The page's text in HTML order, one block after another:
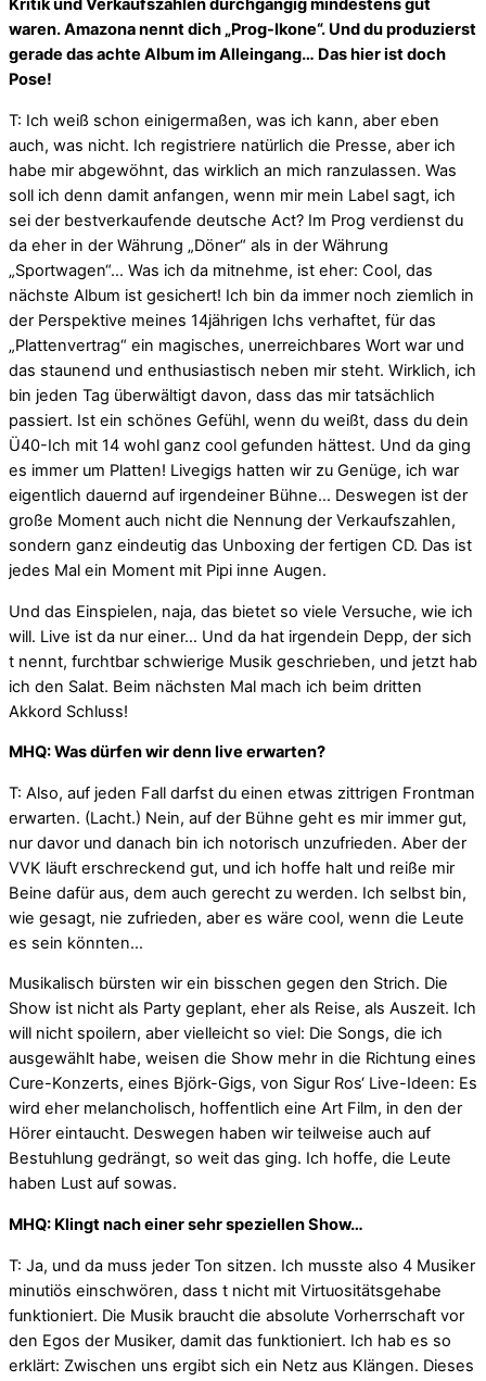
Kritik und Verkaufszahlen durchgängig mindestens gut
waren. Amazona nennt dich „Prog-Ikone“. Und du produzierst
gerade das achte Album im Alleingang… Das hier ist doch
Pose!
T: Ich weiß schon einigermaßen, was ich kann, aber eben
auch, was nicht. Ich registriere natürlich die Presse, aber ich
habe mir abgewöhnt, das wirklich an mich ranzulassen. Was
soll ich denn damit anfangen, wenn mir mein Label sagt, ich
sei der bestverkaufende deutsche Act? Im Prog verdienst du
da eher in der Währung „Döner“ als in der Währung
„Sportwagen“… Was ich da mitnehme, ist eher: Cool, das
nächste Album ist gesichert! Ich bin da immer noch ziemlich in
der Perspektive meines 14jährigen Ichs verhaftet, für das
„Plattenvertrag“ ein magisches, unerreichbares Wort war und
das staunend und enthusiastisch neben mir steht. Wirklich, ich
bin jeden Tag überwältigt davon, dass das mir tatsächlich
passiert. Ist ein schönes Gefühl, wenn du weißt, dass du dein
Ü40-Ich mit 14 wohl ganz cool gefunden hättest. Und da ging
es immer um Platten! Livegigs hatten wir zu Genüge, ich war
eigentlich dauernd auf irgendeiner Bühne… Deswegen ist der
große Moment auch nicht die Nennung der Verkaufszahlen,
sondern ganz eindeutig das Unboxing der fertigen CD. Das ist
jedes Mal ein Moment mit Pipi inne Augen.
Und das Einspielen, naja, das bietet so viele Versuche, wie ich
will. Live ist da nur einer… Und da hat irgendein Depp, der sich
t nennt, furchtbar schwierige Musik geschrieben, und jetzt hab
ich den Salat. Beim nächsten Mal mach ich beim dritten
Akkord Schluss!
MHQ: Was dürfen wir denn live erwarten?
T: Also, auf jeden Fall darfst du einen etwas zittrigen Frontman
erwarten. (Lacht.) Nein, auf der Bühne geht es mir immer gut,
nur davor und danach bin ich notorisch unzufrieden. Aber der
VVK läuft erschreckend gut, und ich hoffe halt und reiße mir
Beine dafür aus, dem auch gerecht zu werden. Ich selbst bin,
wie gesagt, nie zufrieden, aber es wäre cool, wenn die Leute
es sein könnten…
Musikalisch bürsten wir ein bisschen gegen den Strich. Die
Show ist nicht als Party geplant, eher als Reise, als Auszeit. Ich
will nicht spoilern, aber vielleicht so viel: Die Songs, die ich
ausgewählt habe, weisen die Show mehr in die Richtung eines
Cure-Konzerts, eines Björk-Gigs, von Sigur Ros‘ Live-Ideen: Es
wird eher melancholisch, hoffentlich eine Art Film, in den der
Hörer eintaucht. Deswegen haben wir teilweise auch auf
Bestuhlung gedrängt, so weit das ging. Ich hoffe, die Leute
haben Lust auf sowas.
MHQ: Klingt nach einer sehr speziellen Show…
T: Ja, und da muss jeder Ton sitzen. Ich musste also 4 Musiker
minutiös einschwören, dass t nicht mit Virtuositätsgehabe
funktioniert. Die Musik braucht die absolute Vorherrschaft vor
den Egos der Musiker, damit das funktioniert. Ich hab es so
erklärt: Zwischen uns ergibt sich ein Netz aus Klängen. Dieses